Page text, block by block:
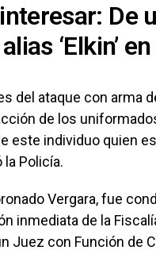
De
‘Elkin’
del ataque con arma
de los
este individuo quien
la Policía.
Vergara, fue
inmediata de la
Juez con Función de